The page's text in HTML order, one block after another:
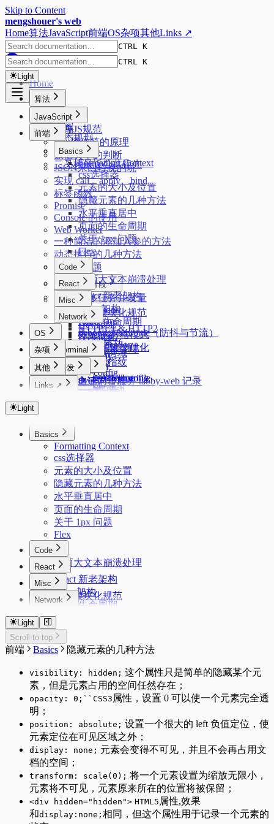
Skip to Content
mengshouer's web
Home算法JavaScript前端OS杂项其他Links ↗
CTRL K
Light
CTRL K
Home
算法
排序
搜索
动态规划
树
二叉树最近公共祖先
JavaScript
前端JS规范
new操作符的原理
数据类型的判断
JSON来回转换的坑
实现 call、apply、bind
标签函数
Promise
Console 的使用
Web Worker
一种简洁的添加入参的方法
动态执行的几种方法
常见JS问题
常见代码片段
异步任务并发量
Deepclone
Lazyman
debounce&throttle（防抖与节流）
Deduplication
Flatarray
Getsum
Longest Substring
反转链表
Eventloop
前端
Basics
Formatting Context
css选择器
元素的大小及位置
隐藏元素的几种方法
水平垂直居中
页面的生命周期
关于 1px 问题
Flex
Code
页面大文本崩溃处理
React
React 新老架构
Fiber 架构
React 生命周期
React的严格模式
React的性能优化
Misc
前端模块化规范
DevTools
性能优化
node 版本管理
客户端指纹
Network
HTTP1.1 & HTTP2
HTTP缓存
浏览器跨域
OS
Terminal
Starship
zsh config
zimfw
Windows
PowerShell profile
oh-my-posh
Ventoy
Windows Subsystem for Linux 2 (WSL2)
Windows 11 IOT Enterprise LTSC
在独立恢复分区重建 Windows 恢复环境
Windows 11 新环境配置
Package Manager
Windows 配置命令快捷键
Linux
简单使用 nix 的包管理器
Linux 下的 Android
Dropbear
Swap
安卓优化
拨号快捷键
Adb
Kernelsu Overlayfs
Thanox 情景模式
Other
IPv6 设置
PVE CPU 省电配置
杂项
开发
uv
conda
acme.sh 证书管理
Nginx 反向代理
其他
tabby 自建同步服务 tabby-web 记录
浏览器优化
科学上网
MosDNS 屏蔽国内常见的 PCDN
Links ↗
Markdown Editor
Regex Tester
Light
Basics
Formatting Context
css选择器
元素的大小及位置
隐藏元素的几种方法
水平垂直居中
页面的生命周期
关于 1px 问题
Flex
Code
页面大文本崩溃处理
React
React 新老架构
Fiber 架构
React 生命周期
React的严格模式
React的性能优化
Misc
前端模块化规范
DevTools
性能优化
node 版本管理
客户端指纹
Network
浏览器跨域
Light
Scroll to top
前端 Basics 隐藏元素的几种方法
visibility: hidden; 这个属性只是简单的隐藏某个元
素，但是元素占用的空间任然存在；
opacity: 0;``CSS3 属性，设置 0 可以使一个元素完全透
明；
position: absolute; 设置一个很大的 left 负值定位，使
元素定位在可见区域之外；
display: none; 元素会变得不可见，并且不会再占用文
档的空间；
transform: scale(0); 将一个元素设置为缩放无限小，
元素将不可见，元素原来所在的位置将被保留；
<div hidden="hidden"> HTML5 属性,效果
和display:none; 相同，但这个属性用于记录一个元素的